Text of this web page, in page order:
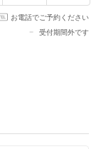
お電話でご予約ください
受付期間外です